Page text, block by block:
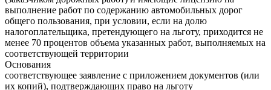
выполнение работ по содержанию автомобильных дорог
общего пользования, при условии, если на долю
налогоплательщика, претендующего на льготу, приходится не
менее 70 процентов объема указанных работ, выполняемых на
соответствующей территории
Основания
соответствующее заявление с приложением документов (или
их копий), подтверждающих право на льготу